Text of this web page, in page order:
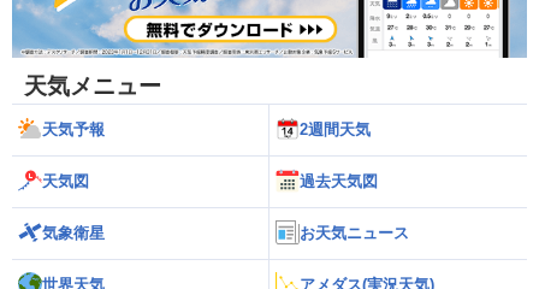
天気メニュー
天気予報 2週間天気
天気図 過去天気図
気象衛星 お天気ニュース
世界天気 アメダス(実況天気)